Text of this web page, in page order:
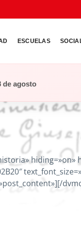
ESCUELAS
de agosto
hiding=»on»